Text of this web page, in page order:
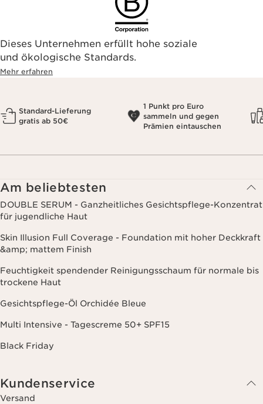
Dieses Unternehmen erfüllt hohe soziale
und ökologische Standards.
Mehr erfahren
Standard-Lieferung
gratis ab 50€
1 Punkt pro Euro
sammeln und gegen
Prämien eintauschen
Am beliebtesten
DOUBLE SERUM - Ganzheitliches Gesichtspflege-Konzentrat
für jugendliche Haut
Skin Illusion Full Coverage - Foundation mit hoher Deckkraft
&amp; mattem Finish
Feuchtigkeit spendender Reinigungsschaum für normale bis
trockene Haut
Gesichtspflege-Öl Orchidée Bleue
Multi Intensive - Tagescreme 50+ SPF15
Black Friday
Kundenservice
Versand